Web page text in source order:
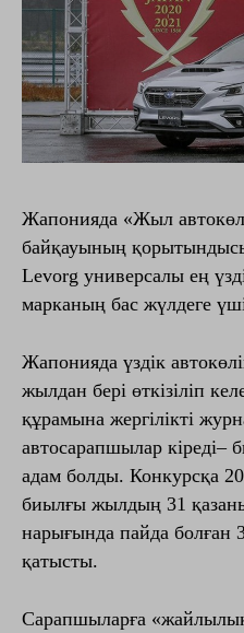
Жапонияда «Жыл
байқауының
Levorg универсалы ең
марканың бас жүлдеге
Жапонияда үздік
жылдан бері өткізіліп
құрамына жергілікті
автосарапшылар кіреді–
адам болды. Конкурсқа
биылғы жылдың 31
нарығында пайда болған
қатысты.
Сарапшыларға